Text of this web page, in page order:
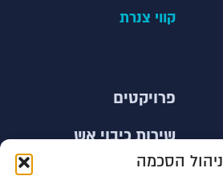
ניהול הסכמה
קווי צנרת
פרויקטים
שירות כיבוי אש
עובדים זרים